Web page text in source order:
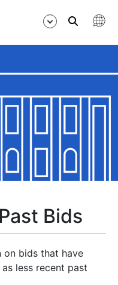
Bids
bids that have
less recent past